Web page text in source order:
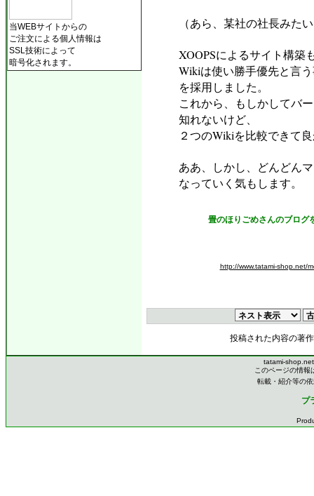
当WEBサイトからの
ご注文による個人情報は
SSL技術によって
暗号化されます。
（あら、某社の社長みた
XOOPSによるサイト構築
Wikiは使い勝手優先と言
を採用しました。
これから、もしかしてバ
知れないけど、
２つのWikiを比較できて
ああ、しかし、どんどん
なっていく気もします。
畳のほりごめさんのブログ
http://www.tatami-shop.net/
投稿された内容の著
tatami-
このページの情報
転載・紹介等の
プ